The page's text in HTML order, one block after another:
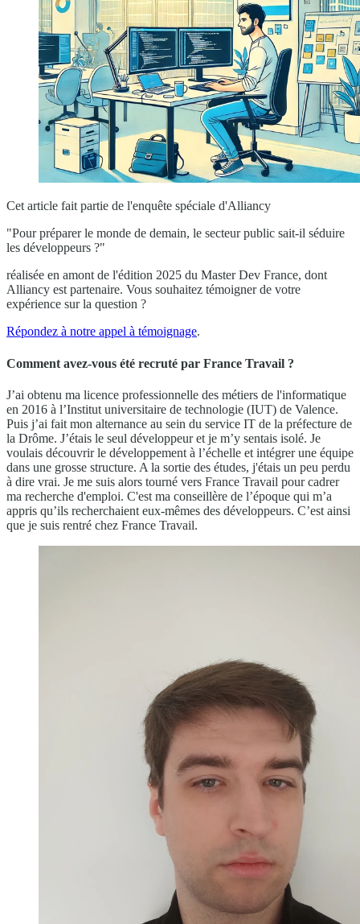
Cet article fait partie de l'enquête spéciale d'Alliancy
"Pour préparer le monde de demain, le secteur public sait-il séduire
les développeurs ?"
réalisée en amont de l'édition 2025 du Master Dev France, dont
Alliancy est partenaire. Vous souhaitez témoigner de votre
expérience sur la question ?
Répondez à notre appel à témoignage.
Comment avez-vous été recruté par France Travail ?
J’ai obtenu ma licence professionnelle des métiers de l'informatique
en 2016 à l’Institut universitaire de technologie (IUT) de Valence.
Puis j’ai fait mon alternance au sein du service IT de la préfecture de
la Drôme. J’étais le seul développeur et je m’y sentais isolé. Je
voulais découvrir le développement à l’échelle et intégrer une équipe
dans une grosse structure. A la sortie des études, j'étais un peu perdu
à dire vrai. Je me suis alors tourné vers France Travail pour cadrer
ma recherche d'emploi. C'est ma conseillère de l’époque qui m’a
appris qu’ils recherchaient eux-mêmes des développeurs. C’est ainsi
que je suis rentré chez France Travail.